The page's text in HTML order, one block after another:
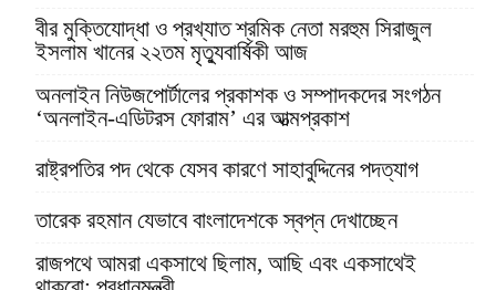
বীর মুক্তিযোদ্ধা ও প্রখ্যাত শ্রমিক নেতা মরহুম সিরাজুল
ইসলাম খানের ২২তম মৃত্যুবার্ষিকী আজ
অনলাইন নিউজপোর্টালের প্রকাশক ও সম্পাদকদের সংগঠন
‘অনলাইন-এডিটরস ফোরাম’ এর আত্মপ্রকাশ
রাষ্ট্রপতির পদ থেকে যেসব কারণে সাহাবুদ্দিনের পদত্যাগ
তারেক রহমান যেভাবে বাংলাদেশকে স্বপ্ন দেখাচ্ছেন
রাজপথে আমরা একসাথে ছিলাম, আছি এবং একসাথেই